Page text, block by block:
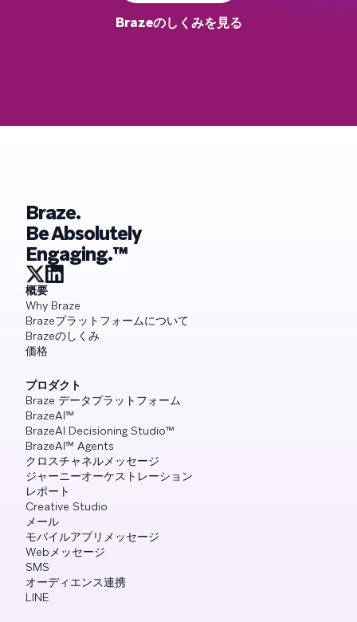
Brazeのしくみを見る
Braze.
Be Absolutely
Engaging.™
概要
Why Braze
Brazeプラットフォームについて
Brazeのしくみ
価格
プロダクト
Braze データプラットフォーム
BrazeAI™
BrazeAI Decisioning Studio™
BrazeAI™ Agents
クロスチャネルメッセージ
ジャーニーオーケストレーション
レポート
Creative Studio
メール
モバイルアプリメッセージ
Webメッセージ
SMS
オーディエンス連携
LINE